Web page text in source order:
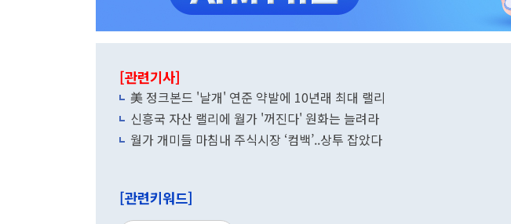
[관련기사]
美 정크본드 '날개' 연준 약발에 10년래 최대 랠리
신흥국 자산 랠리에 월가 '꺼진다' 원화는 늘려라
월가 개미들 마침내 주식시장 ‘컴백’..상투 잡았다
[관련키워드]